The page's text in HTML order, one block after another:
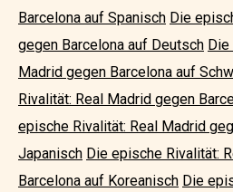
Barcelona auf Spanisch Die
gegen Barcelona auf Deutsch Die
Madrid gegen Barcelona auf
Rivalität: Real Madrid gegen
epische Rivalität: Real Madrid
Japanisch Die epische Rivalität:
Barcelona auf Koreanisch Die